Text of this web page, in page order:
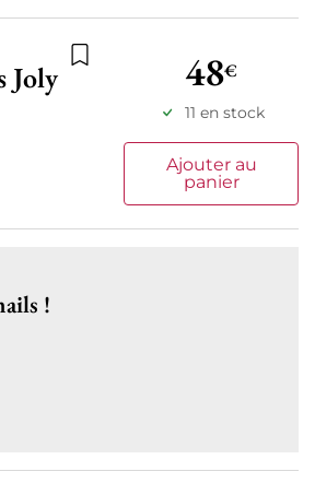
Joly Ajouter à la liste de
48€
11 en stock
Ajouter au
panier
!